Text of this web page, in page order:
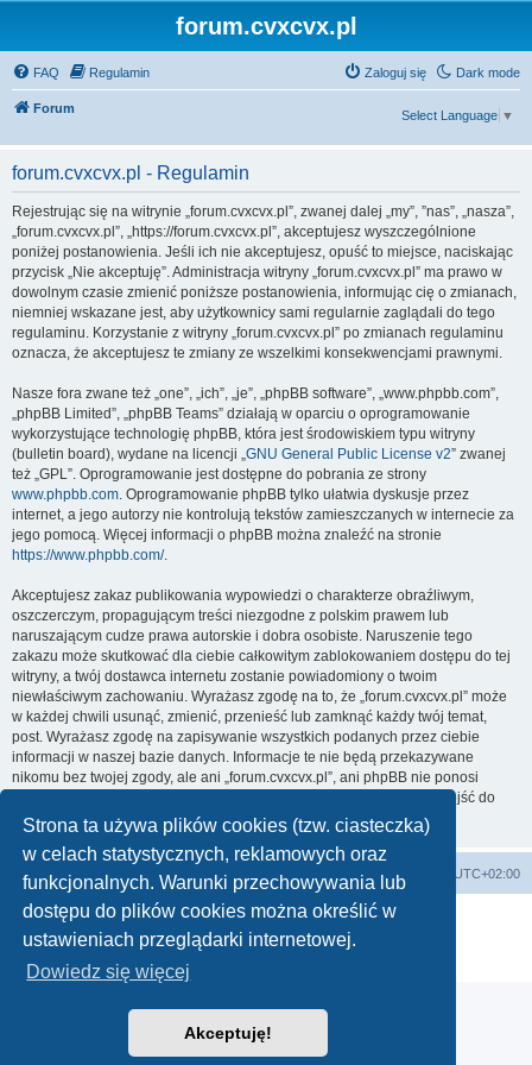
Strona ta używa plików cookies (tzw. ciasteczka)
w celach statystycznych, reklamowych oraz
funkcjonalnych. Warunki przechowywania lub
dostępu do plików cookies można określić w
ustawieniach przeglądarki internetowej.
Dowiedz się więcej
Akceptuję!
forum.cvxcvx.pl
Dark mode
FAQ Regulamin Zaloguj się
Forum
Select Language ▼
forum.cvxcvx.pl - Regulamin
Rejestrując się na witrynie „forum.cvxcvx.pl”, zwanej dalej „my”, ”nas”, „nasza”,
„forum.cvxcvx.pl”, „https://forum.cvxcvx.pl”, akceptujesz wyszczególnione
poniżej postanowienia. Jeśli ich nie akceptujesz, opuść to miejsce, naciskając
przycisk „Nie akceptuję”. Administracja witryny „forum.cvxcvx.pl” ma prawo w
dowolnym czasie zmienić poniższe postanowienia, informując cię o zmianach,
niemniej wskazane jest, aby użytkownicy sami regularnie zaglądali do tego
regulaminu. Korzystanie z witryny „forum.cvxcvx.pl” po zmianach regulaminu
oznacza, że akceptujesz te zmiany ze wszelkimi konsekwencjami prawnymi.
Nasze fora zwane też „one”, „ich”, „je”, „phpBB software”, „www.phpbb.com”,
„phpBB Limited”, „phpBB Teams” działają w oparciu o oprogramowanie
wykorzystujące technologię phpBB, która jest środowiskiem typu witryny
(bulletin board), wydane na licencji „GNU General Public License v2” zwanej
też „GPL”. Oprogramowanie jest dostępne do pobrania ze strony
www.phpbb.com. Oprogramowanie phpBB tylko ułatwia dyskusje przez
internet, a jego autorzy nie kontrolują tekstów zamieszczanych w internecie za
jego pomocą. Więcej informacji o phpBB można znaleźć na stronie
https://www.phpbb.com/.
Akceptujesz zakaz publikowania wypowiedzi o charakterze obraźliwym,
oszczerczym, propagującym treści niezgodne z polskim prawem lub
naruszającym cudze prawa autorskie i dobra osobiste. Naruszenie tego
zakazu może skutkować dla ciebie całkowitym zablokowaniem dostępu do tej
witryny, a twój dostawca internetu zostanie powiadomiony o twoim
niewłaściwym zachowaniu. Wyrażasz zgodę na to, że „forum.cvxcvx.pl” może
w każdej chwili usunąć, zmienić, przenieść lub zamknąć każdy twój temat,
post. Wyrażasz zgodę na zapisywanie wszystkich podanych przez ciebie
informacji w naszej bazie danych. Informacje te nie będą przekazywane
nikomu bez twojej zgody, ale ani „forum.cvxcvx.pl”, ani phpBB nie ponosi
odpowiedzialności za włamania do witryny, podczas których może dojść do
kradzieży danych.
Forum Strefa czasowa UTC+02:00
Usuń ciasteczka witryny
Technologię dostarczaphpBB ® Forum Software © phpBB Limited
Polski pakiet językowy dostarczaphpBB.pl